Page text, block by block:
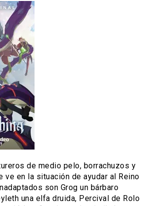
de medio pelo, borrachuzos y
ve en la situación de ayudar al Reino
son Grog un bárbaro
una elfa druida, Percival de Rolo